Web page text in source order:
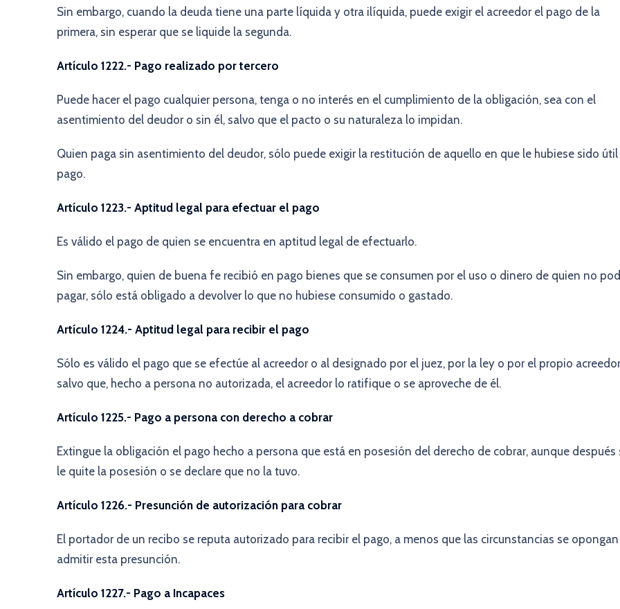
Sin embargo, cuando la deuda tiene una parte líquida y otra ilíquida, puede exigir el acreedor el pago de la
primera, sin esperar que se liquide la segunda.
Artículo 1222.- Pago realizado por tercero
Puede hacer el pago cualquier persona, tenga o no interés en el cumplimiento de la obligación, sea con el
asentimiento del deudor o sin él, salvo que el pacto o su naturaleza lo impidan.
Quien paga sin asentimiento del deudor, sólo puede exigir la restitución de aquello en que le hubiese sido útil
pago.
Artículo 1223.- Aptitud legal para efectuar el pago
Es válido el pago de quien se encuentra en aptitud legal de efectuarlo.
Sin embargo, quien de buena fe recibió en pago bienes que se consumen por el uso o dinero de quien no
pagar, sólo está obligado a devolver lo que no hubiese consumido o gastado.
Artículo 1224.- Aptitud legal para recibir el pago
Sólo es válido el pago que se efectúe al acreedor o al designado por el juez, por la ley o por el propio
salvo que, hecho a persona no autorizada, el acreedor lo ratifique o se aproveche de él.
Artículo 1225.- Pago a persona con derecho a cobrar
Extingue la obligación el pago hecho a persona que está en posesión del derecho de cobrar, aunque después
le quite la posesión o se declare que no la tuvo.
Artículo 1226.- Presunción de autorización para cobrar
El portador de un recibo se reputa autorizado para recibir el pago, a menos que las circunstancias se
admitir esta presunción.
Artículo 1227.- Pago a Incapaces